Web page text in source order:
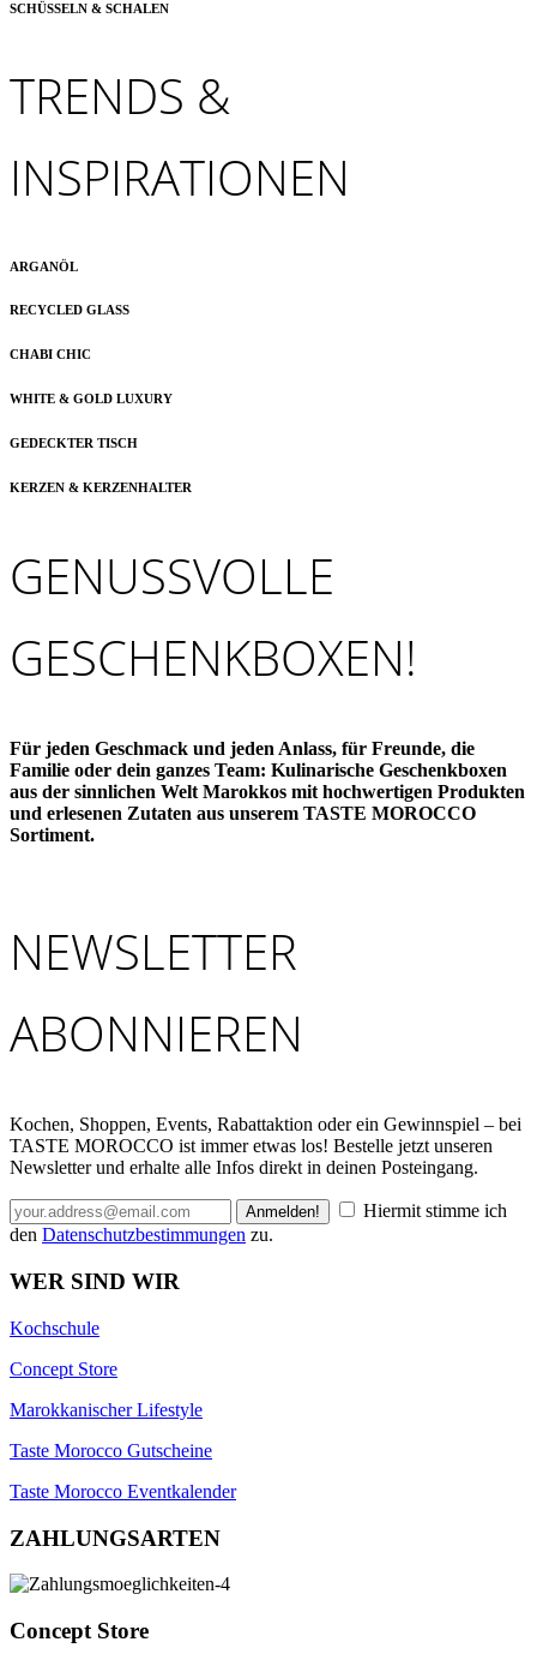
SCHÜSSELN & SCHALEN
TRENDS &
INSPIRATIONEN
ARGANÖL
RECYCLED GLASS
CHABI CHIC
WHITE & GOLD LUXURY
GEDECKTER TISCH
KERZEN & KERZENHALTER
GENUSSVOLLE
GESCHENKBOXEN!
Für jeden Geschmack und jeden Anlass, für Freunde, die
Familie oder dein ganzes Team: Kulinarische Geschenkboxen
aus der sinnlichen Welt Marokkos mit hochwertigen Produkten
und erlesenen Zutaten aus unserem TASTE MOROCCO
Sortiment.
NEWSLETTER
ABONNIEREN
Kochen, Shoppen, Events, Rabattaktion oder ein Gewinnspiel – bei
TASTE MOROCCO ist immer etwas los! Bestelle jetzt unseren
Newsletter und erhalte alle Infos direkt in deinen Posteingang.
Hiermit stimme ich
den Datenschutzbestimmungen zu.
WER SIND WIR
Kochschule
Concept Store
Marokkanischer Lifestyle
Taste Morocco Gutscheine
Taste Morocco Eventkalender
ZAHLUNGSARTEN
Concept Store